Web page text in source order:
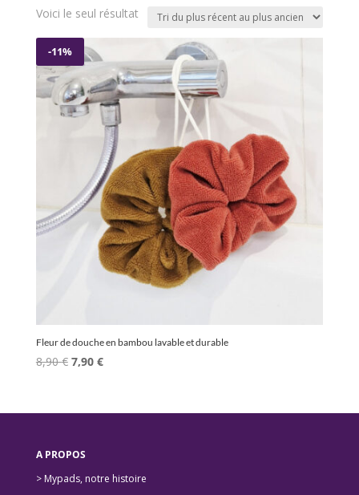
Voici le seul résultat
-11%
Fleur de douche en bambou lavable et durable
8,90€ Le
était :
7,90 €Le
est :
A PROPOS
> Mypads, notre histoire